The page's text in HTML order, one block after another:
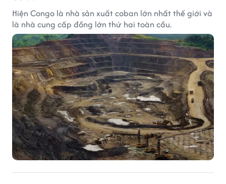
Hiện Congo là nhà sản xuất coban lớn nhất thế giới và
là nhà cung cấp đồng lớn thứ hai toàn cầu.